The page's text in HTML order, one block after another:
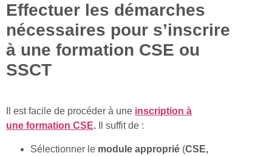
Effectuer les démarches
nécessaires pour s’inscrire
à une formation CSE ou
SSCT
Il est facile de procéder à une inscription à
une formation CSE. Il suffit de :
Sélectionner le module approprié (CSE,